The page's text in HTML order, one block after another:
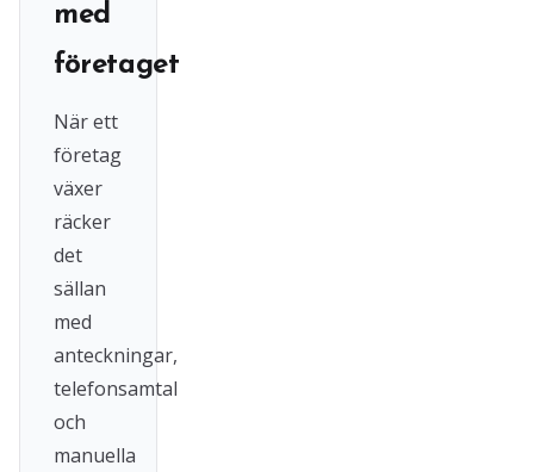
med
företaget
När ett
företag
växer
räcker
det
sällan
med
anteckningar,
telefonsamtal
och
manuella